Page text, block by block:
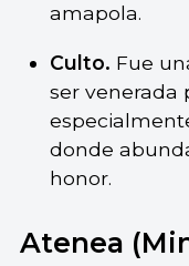
amapola.
Culto. Fue
ser venerada
donde
honor.
Atenea